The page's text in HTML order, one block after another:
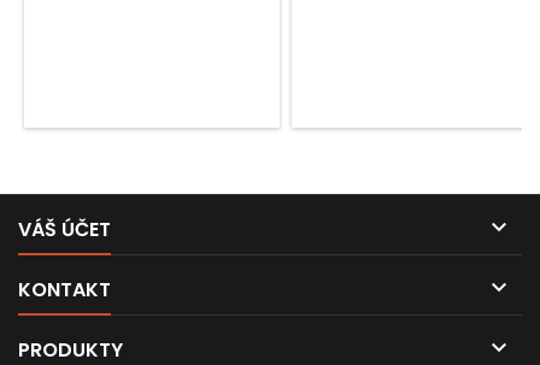
VÁŠ ÚČET 
KONTAKT 
PRODUKTY 